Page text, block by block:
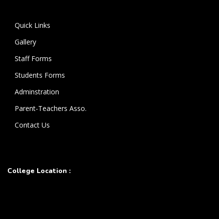
Quick Links
Gallery
Staff Forms
Students Forms
Adminstration
Parent-Teachers Asso.
Contact Us
College Location :